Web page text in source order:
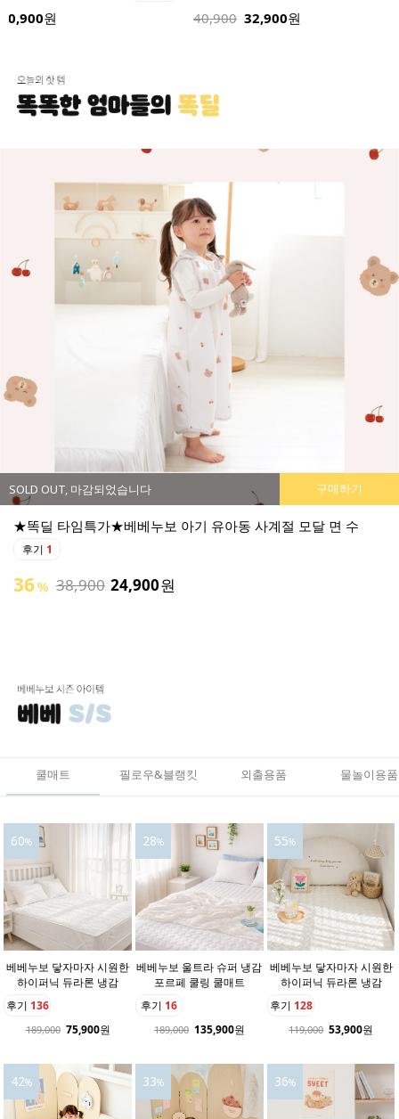
40,900원 40,900 32,900원
OUT, 마감되었습니다 구매하기
똑딜 타임특가★베베누보 아기 유아동 사계절 모달 면 수
후기1
% 38,900 24,900원
쿨매트 필로우&블랭킷 외출용품 물놀이용품
60%
베베누보 닿자마자 시원한
하이퍼닉 듀라론 냉감
후기 136
189,000 75,900원
28%
베베누보 울트라 슈퍼 냉감
포르페 쿨링 쿨매트
후기 16
189,000 135,900원
55%
베베누보 닿자마자 시원한
하이퍼닉 듀라론 냉감
후기 128
119,000 53,900원
42% 33% 36%